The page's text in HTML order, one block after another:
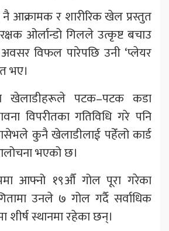
आक्रामक र शारीरिक खेल प्रस्तुत
ओर्लान्डो गिलले उत्कृष्ट बचाउ
अवसर विफल पारेपछि उनी ‘प्लेयर
भए।
खेलाडीहरूले पटक–पटक कडा
विपरीतका गतिविधि गरे पनि
कुनै खेलाडीलाई पहेँलो कार्ड
भएको छ।
आफ्नो १९औँ गोल पूरा गरेका
उनले ७ गोल गर्दै सर्वाधिक
शीर्ष स्थानमा रहेका छन्।